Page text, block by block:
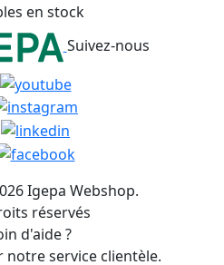
en stock
Suivez-nous
Igepa Webshop.
réservés
d'aide ?
notre service clientèle.